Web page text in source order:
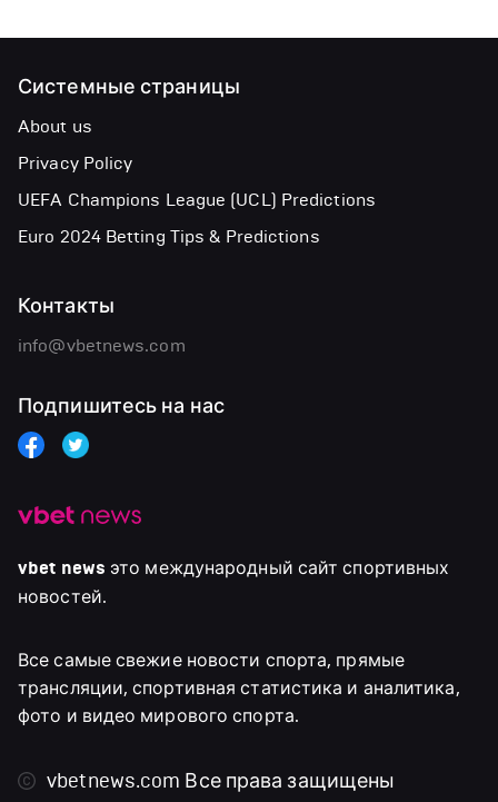
vbet news это международный сайт спортивных
новостей.
Все самые свежие новости спорта, прямые
трансляции, спортивная статистика и аналитика,
фото и видео мирового спорта.
vbetnews.com Все права защищены
Системные страницы
About us
Privacy Policy
UEFA Champions League (UCL) Predictions
Euro 2024 Betting Tips & Predictions
Контакты
info@vbetnews.com
Подпишитесь на нас